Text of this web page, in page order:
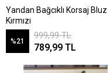
Yandan Bağcıklı Korsaj Bluz
Kırmızı
%21
999,99 TL
789,99 TL